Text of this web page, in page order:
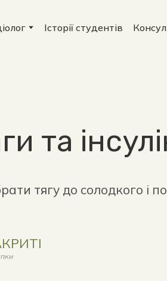
Історії студентів
та
тягу до солодкого і